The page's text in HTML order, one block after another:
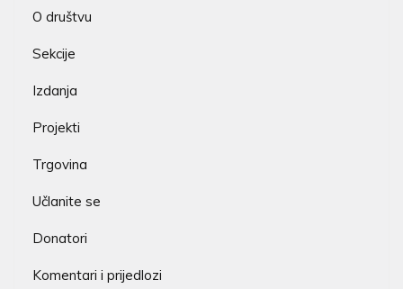
O društvu
Sekcije
Izdanja
Projekti
Trgovina
Učlanite se
Donatori
Komentari i prijedlozi